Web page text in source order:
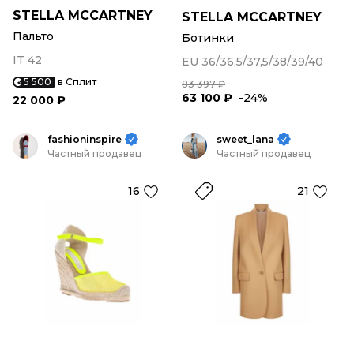
STELLA MCCARTNEY
Пальто
IT 42
5 500 в Сплит
22 000 ₽
STELLA MCCARTNEY
Ботинки
EU 36/36,5/37,5/38/39/40
83 397 ₽
63 100 ₽ -24%
fashioninspire
Частный продавец
16
sweet_lana
Частный продавец
21